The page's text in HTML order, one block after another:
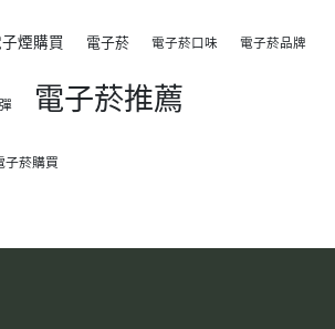
煙購買 電子菸 電子菸口味 電子菸品牌
電子菸推薦
子菸購買